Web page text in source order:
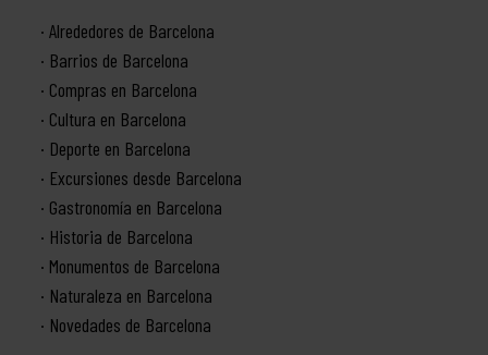
Alrededores de Barcelona
Barrios de Barcelona
Compras en Barcelona
Cultura en Barcelona
Deporte en Barcelona
Excursiones desde Barcelona
Gastronomía en Barcelona
Historia de Barcelona
Monumentos de Barcelona
Naturaleza en Barcelona
Novedades de Barcelona